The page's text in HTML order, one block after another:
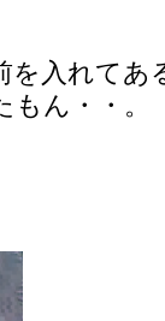
を入れてあ
ん・・。